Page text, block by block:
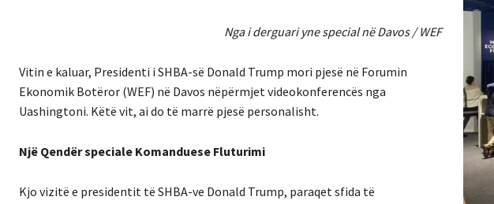
Nga i derguari yne special në Davos / WEF
Vitin e kaluar, Presidenti i SHBA-së Donald Trump mori pjesë në Forumin
Ekonomik Botëror (WEF) në Davos nëpërmjet videokonferencës nga
Uashingtoni. Këtë vit, ai do të marrë pjesë personalisht.
Një Qendër speciale Komanduese Fluturimi
Kjo vizitë e presidentit të SHBA-ve Donald Trump, paraqet sfida të